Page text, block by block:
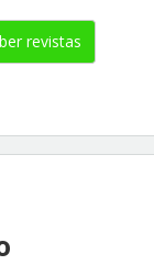
revistas